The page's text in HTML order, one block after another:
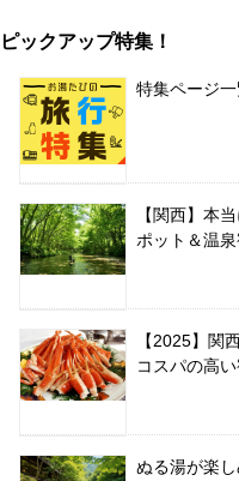
ピックアップ特集！
特集ページ
【関西】本
ポット＆温
【2025】関
コスパの高
ぬる湯が楽